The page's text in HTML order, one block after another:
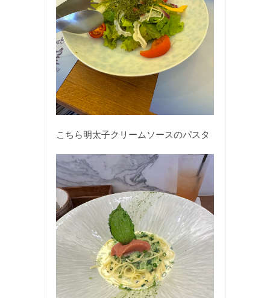
こちら明太子クリームソースのパスタ